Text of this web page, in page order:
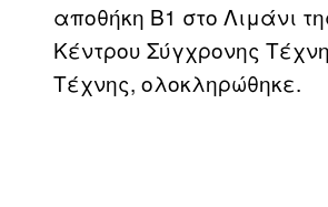
αποθήκη Β1 στο Λιμάνι
Κέντρου Σύγχρονης
Τέχνης, ολοκληρώθηκε.